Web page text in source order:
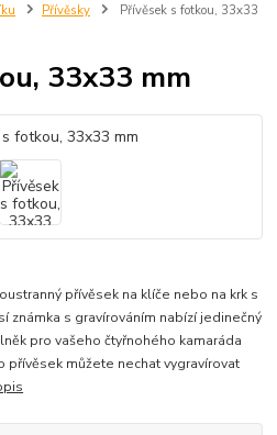
Přívěsky
Přívěsek s fotkou, 33x33
33x33 mm
přívěsek na klíče nebo na krk s
známka s gravírováním nabízí jedinečný
pro vašeho čtyřnohého kamaráda
můžete nechat vygravírovat